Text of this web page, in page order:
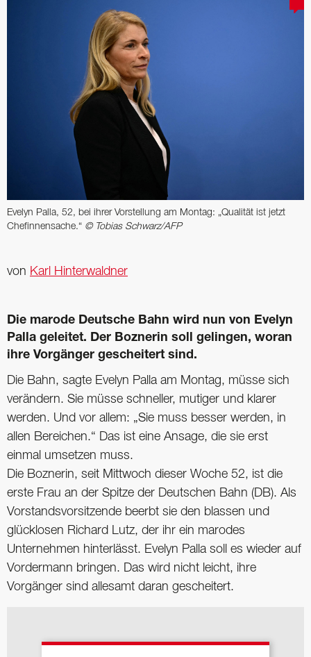
Evelyn Palla, 52, bei ihrer Vorstellung am Montag: „Qualität ist jetzt
Chefinnensache.“ © Tobias Schwarz/AFP
von Karl Hinterwaldner
Die marode Deutsche Bahn wird nun von Evelyn
Palla ­geleitet. Der Boznerin soll ­gelingen, woran
ihre ­Vorgänger gescheitert sind.
Die Bahn, sagte Evelyn Palla am Montag, müsse sich
verändern. Sie müsse schneller, mutiger und klarer
werden. Und vor allem: „Sie muss besser werden, in
allen Bereichen.“ Das ist eine Ansage, die sie erst
einmal umsetzen muss.
Die Boznerin, seit Mittwoch dieser Woche 52, ist die
erste Frau an der Spitze der Deutschen Bahn (DB). Als
Vorstandsvorsitzende beerbt sie den blassen und
glücklosen Richard Lutz, der ihr ein marodes
Unternehmen hinterlässt. Evelyn Palla soll es wieder auf
Vordermann bringen. Das wird nicht leicht, ihre
Vorgänger sind allesamt daran gescheitert.